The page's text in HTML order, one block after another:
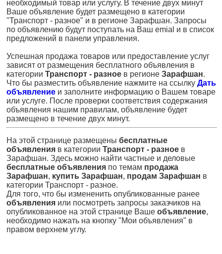
необходимый товар или услугу. В течение двух минут
Ваше объявление будет размещено в категории
"Транспорт - разное" и в регионе Зарафшан. Запросы
по объявлению будут поступать на Ваш emial и в список
предложений в панели управления.
Успешная продажа товаров или предоставление услуг
зависят от размещения бесплатного объявления в
категории Транспорт - разное в регионе Зарафшан.
Что бы разместить объявление нажмите на ссылку Дать
объявление и заполните информацию о Вашем товаре
или услуге. После проверки соответствия содержания
объявления нашим правилам, объявление будет
размещено в течение двух минут.
На этой странице размещены бесплатные
объявления в категории Транспорт - разное в
Зарафшан. Здесь можно найти частные и деловые
бесплатные объявления по темам продажа
Зарафшан, купить Зарафшан, продам Зарафшан в
категории Транспорт - разное.
Для того, что бы измененить опубликованные ранее
объявления или посмотреть запросы заказчиков на
опубликованное на этой странице Ваше объявление,
необходимо нажать на кнопку "Мои объявления" в
правом верхнем углу.